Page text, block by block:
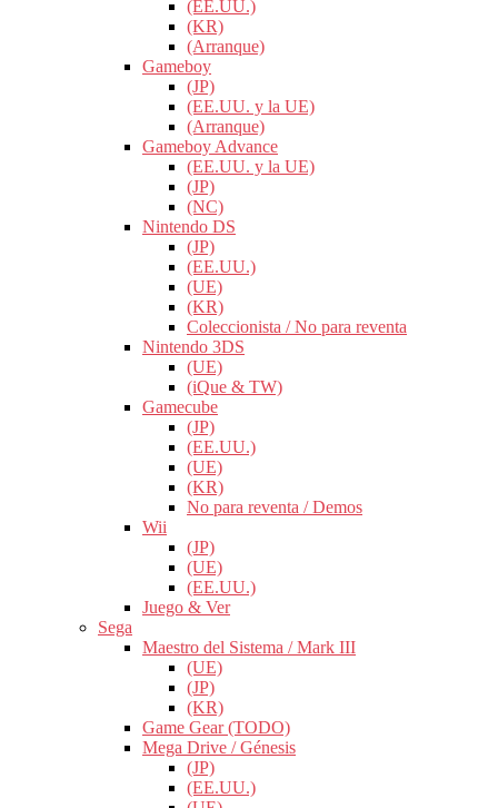
(EE.UU.)
(KR)
(Arranque)
Gameboy
(JP)
(EE.UU. y la UE)
(Arranque)
Gameboy Advance
(EE.UU. y la UE)
(JP)
(NC)
Nintendo DS
(JP)
(EE.UU.)
(UE)
(KR)
Coleccionista / No para reventa
Nintendo 3DS
(UE)
(iQue & TW)
Gamecube
(JP)
(EE.UU.)
(UE)
(KR)
No para reventa / Demos
Wii
(JP)
(UE)
(EE.UU.)
Juego & Ver
Sega
Maestro del Sistema / Mark III
(UE)
(JP)
(KR)
Game Gear (TODO)
Mega Drive / Génesis
(JP)
(EE.UU.)